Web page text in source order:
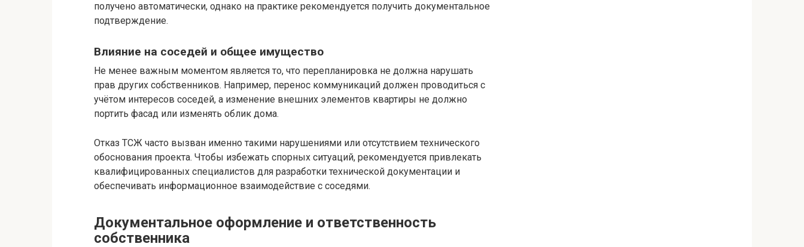
получено автоматически, однако на практике рекомендуется получить документальное
подтверждение.
Влияние на соседей и общее имущество
Не менее важным моментом является то, что перепланировка не должна нарушать
прав других собственников. Например, перенос коммуникаций должен проводиться с
учётом интересов соседей, а изменение внешних элементов квартиры не должно
портить фасад или изменять облик дома.
Отказ ТСЖ часто вызван именно такими нарушениями или отсутствием технического
обоснования проекта. Чтобы избежать спорных ситуаций, рекомендуется привлекать
квалифицированных специалистов для разработки технической документации и
обеспечивать информационное взаимодействие с соседями.
Документальное оформление и ответственность
собственника